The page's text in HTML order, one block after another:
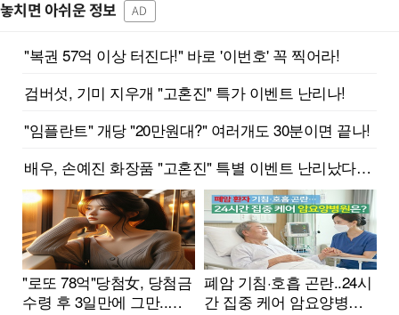
놓치면 아쉬운 정보 AD